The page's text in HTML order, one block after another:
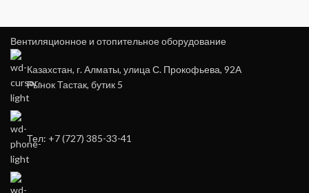
Вентиляционное и отопительное оборудование
Казахстан, г. Алматы, улица С. Прокофьева, 92А
Рынок Тастак, бутик 5
Тел: +7 (727) 385-33-41